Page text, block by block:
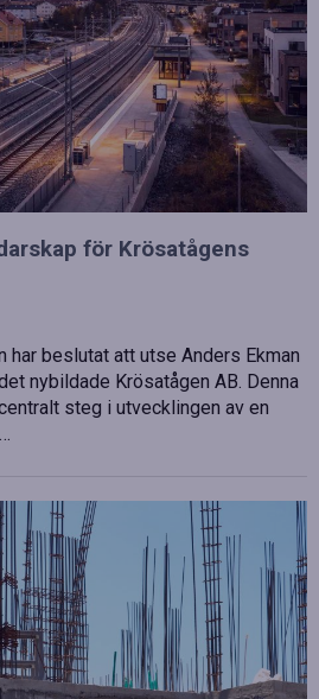
för Krösatågens
har beslutat att utse Anders Ekman
nybildade Krösatågen AB. Denna
steg i utvecklingen av en